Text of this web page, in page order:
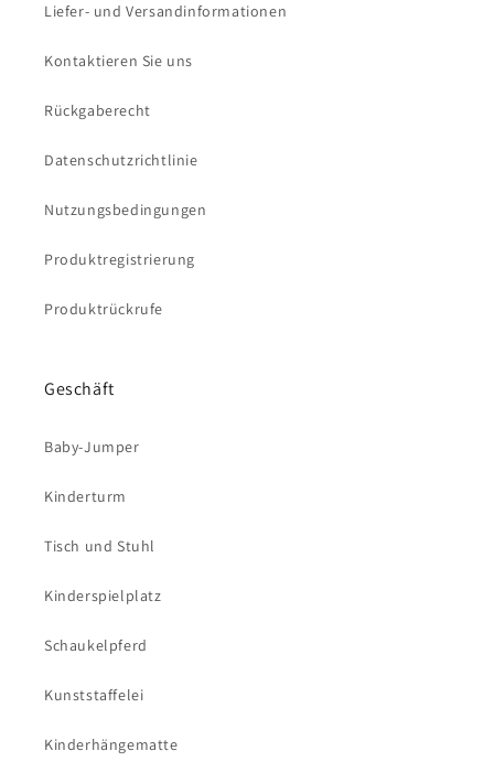
Liefer- und Versandinformationen
Kontaktieren Sie uns
Rückgaberecht
Datenschutzrichtlinie
Nutzungsbedingungen
Produktregistrierung
Produktrückrufe
Geschäft
Baby-Jumper
Kinderturm
Tisch und Stuhl
Kinderspielplatz
Schaukelpferd
Kunststaffelei
Kinderhängematte